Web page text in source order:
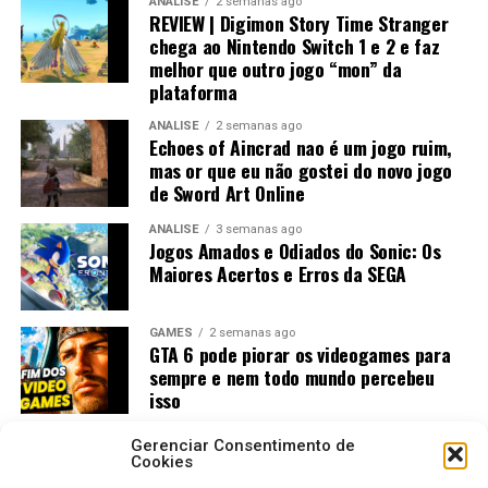
Gerenciar Consentimento de
Cookies
REVIEW | Digimon Story Time Stranger
chega ao Nintendo Switch 1 e 2 e faz
melhor que outro jogo “mon” da
plataforma
ANÁLISE 2 semanas ago
Echoes of Aincrad nao é um jogo ruim,
mas or que eu não gostei do novo jogo
de Sword Art Online
ANÁLISE 3 semanas ago
Jogos Amados e Odiados do Sonic: Os
Maiores Acertos e Erros da SEGA
GAMES 2 semanas ago
GTA 6 pode piorar os videogames para
sempre e nem todo mundo percebeu
isso